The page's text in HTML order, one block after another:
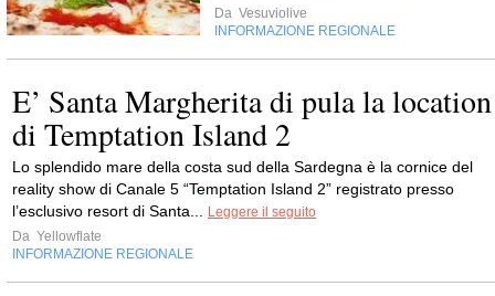
Da Vesuviolive
INFORMAZIONE REGIONALE
E’ Santa Margherita di pula la location
di Temptation Island 2
Lo splendido mare della costa sud della Sardegna è la cornice del
reality show di Canale 5 “Temptation Island 2” registrato presso
l’esclusivo resort di Santa...
Leggere il seguito
Da Yellowflate
INFORMAZIONE REGIONALE